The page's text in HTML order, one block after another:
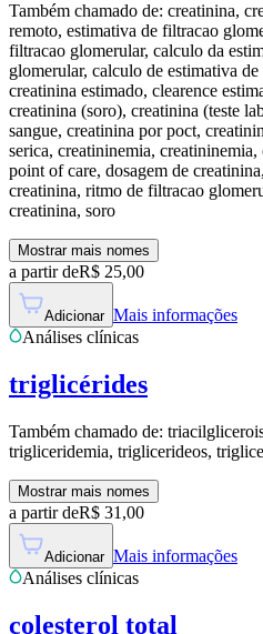
Também chamado de: creatinina,
remoto, estimativa de filtracao
filtracao glomerular, calculo da
glomerular, calculo de estimativa
creatinina estimado, clearence
creatinina (soro), creatinina (teste
sangue, creatinina por poct,
serica, creatininemia,
point of care, dosagem de
creatinina, ritmo de filtracao
creatinina, soro
Mostrar mais nomes
a partir deR$ 25,00
Adicionar Mais informações
Análises clínicas
triglicérides
Também chamado de:
trigliceridemia, triglicerideos,
Mostrar mais nomes
a partir deR$ 31,00
Adicionar Mais informações
Análises clínicas
colesterol total